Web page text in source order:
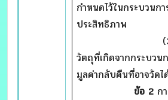
กำหนดไว้ในกระบวนก
ประสิทธิภาพ
(3) เศษซา
วัตถุที่เกิดจากกระบวน
มูลค่ากลับคืนที่อาจวัด
ข้อ 2 ก